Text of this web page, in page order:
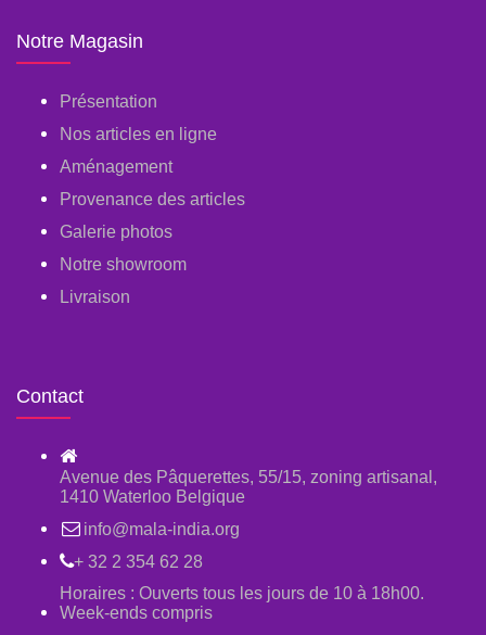
Notre Magasin
Présentation
Nos articles en ligne
Aménagement
Provenance des articles
Galerie photos
Notre showroom
Livraison
Contact
Avenue des Pâquerettes, 55/15, zoning artisanal,
1410 Waterloo Belgique
info@mala-india.org
+ 32 2 354 62 28
Horaires : Ouverts tous les jours de 10 à 18h00.
Week-ends compris